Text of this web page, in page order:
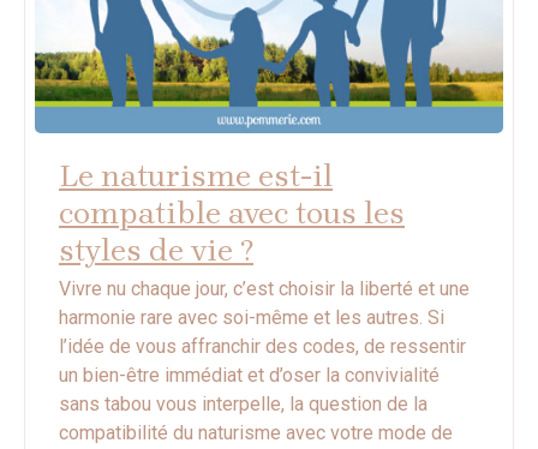
Le naturisme est-il
compatible avec tous les
styles de vie ?
Vivre nu chaque jour, c’est choisir la liberté et une
harmonie rare avec soi-même et les autres. Si
l’idée de vous affranchir des codes, de ressentir
un bien-être immédiat et d’oser la convivialité
sans tabou vous interpelle, la question de la
compatibilité du naturisme avec votre mode de